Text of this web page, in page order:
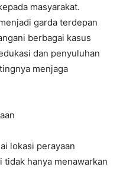
masyarakat.
garda terdepan
berbagai kasus
dan penyuluhan
menjaga
lokasi perayaan
tidak hanya menawarkan